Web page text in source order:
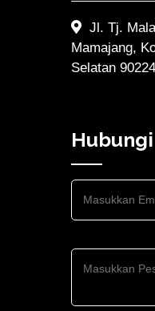
Jl. Tj.
Mamajang,
Selatan